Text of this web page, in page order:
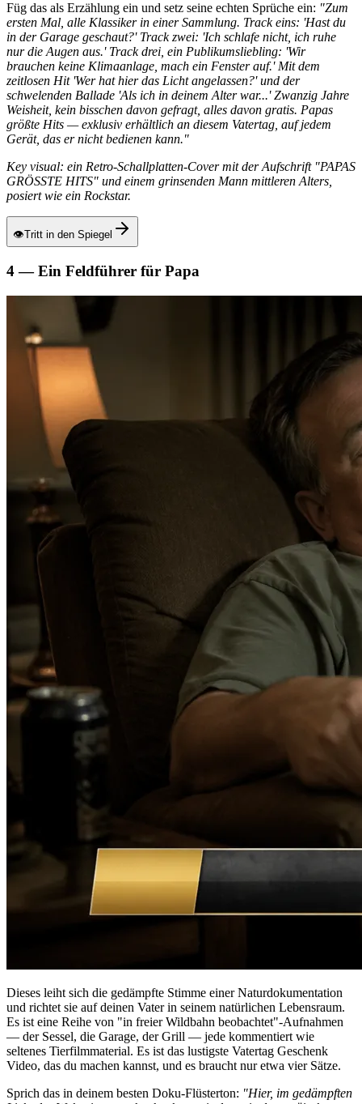
Füg das als Erzählung ein und setz seine echten Sprüche ein: "Zum
ersten Mal, alle Klassiker in einer Sammlung. Track eins: 'Hast du
in der Garage geschaut?' Track zwei: 'Ich schlafe nicht, ich ruhe
nur die Augen aus.' Track drei, ein Publikumsliebling: 'Wir
brauchen keine Klimaanlage, mach ein Fenster auf.' Mit dem
zeitlosen Hit 'Wer hat hier das Licht angelassen?' und der
schwelenden Ballade 'Als ich in deinem Alter war...' Zwanzig Jahre
Weisheit, kein bisschen davon gefragt, alles davon gratis. Papas
größte Hits — exklusiv erhältlich an diesem Vatertag, auf jedem
Gerät, das er nicht bedienen kann."
Key visual: ein Retro-Schallplatten-Cover mit der Aufschrift "PAPAS
GRÖSSTE HITS" und einem grinsenden Mann mittleren Alters,
posiert wie ein Rockstar.
👁Tritt in den Spiegel
4 — Ein Feldführer für Papa
Dieses leiht sich die gedämpfte Stimme einer Naturdokumentation
und richtet sie auf deinen Vater in seinem natürlichen Lebensraum.
Es ist eine Reihe von "in freier Wildbahn beobachtet"-Aufnahmen
— der Sessel, die Garage, der Grill — jede kommentiert wie
seltenes Tierfilmmaterial. Es ist das lustigste Vatertag Geschenk
Video, das du machen kannst, und es braucht nur etwa vier Sätze.
Sprich das in deinem besten Doku-Flüsterton: "Hier, im gedämpften